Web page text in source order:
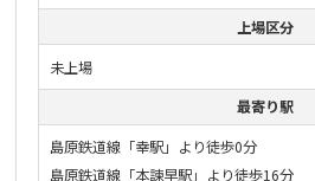
上場区分
未上場
最寄り駅
島原鉄道線「幸駅」より徒歩0分
島原鉄道線「本諫早駅」より徒歩16分